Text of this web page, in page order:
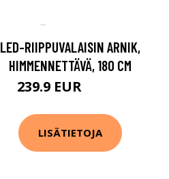
LED-RIIPPUVALAISIN ARNIK,
HIMMENNETTÄVÄ, 180 CM
239.9 EUR
LISÄTIETOJA